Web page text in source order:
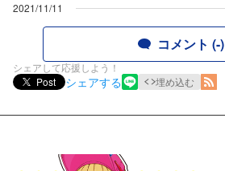
2021/11/11
コメント (-)
シェアして応援しよう！
Post
シェアする 埋め込む